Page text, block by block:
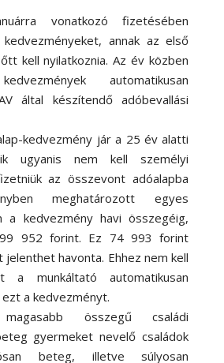
vonatkozó fizetésében
annak az első
kell nyilatkoznia. Az év közben
automatikusan
által készítendő adóbevallási
kedvezmény jár a 25 év alatti
ugyanis nem kell személyi
az összevont adóalapba
meghatározott egyes
a kedvezmény havi összegéig,
952 forint. Ez 74 993 forint
havonta. Ehhez nem kell
a munkáltató automatikusan
a kedvezményt.
összegű családi
gyermeket nevelő családok
beteg, illetve súlyosan